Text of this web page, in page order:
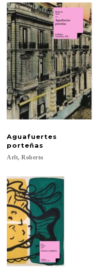
Aguafuertes
porteñas
Arlt, Roberto